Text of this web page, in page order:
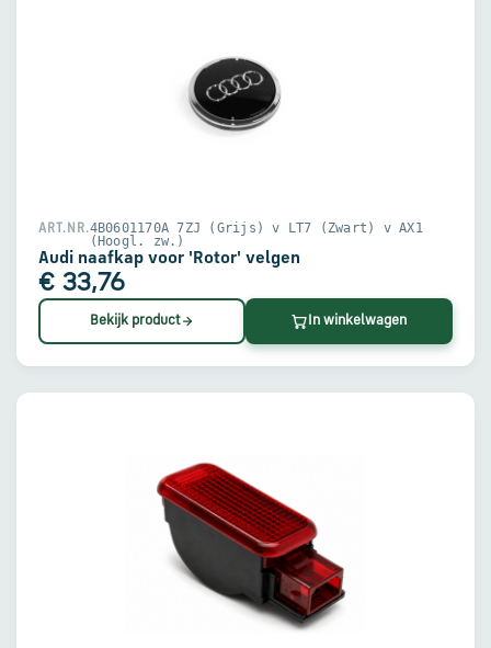
ART.NR.4B0601170A 7ZJ (Grijs) v LT7 (Zwart) v AX1
(Hoogl. zw.)
Audi naafkap voor 'Rotor' velgen
€ 33,76
Bekijk product In winkelwagen